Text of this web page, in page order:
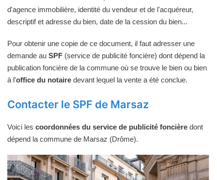
d'agence immobilière, identité du vendeur et de l'acquéreur,
descriptif et adresse du bien, date de la cession du bien...
Pour obtenir une copie de ce document, il faut adresser une
demande au SPF (service de publicité foncière) dont dépend la
publication foncière de la commune où se trouve le bien ou bien
à l'office du notaire devant lequel la vente a été conclue.
Contacter le SPF de Marsaz
Voici les coordonnées du service de publicité foncière dont
dépend la commune de Marsaz (Drôme).